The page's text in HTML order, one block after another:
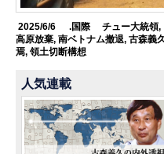
2025/6/6 .国際 チュー大統領,
高原放棄,南ベトナム撤退,古森義
焉,領土切断構想
人気連載